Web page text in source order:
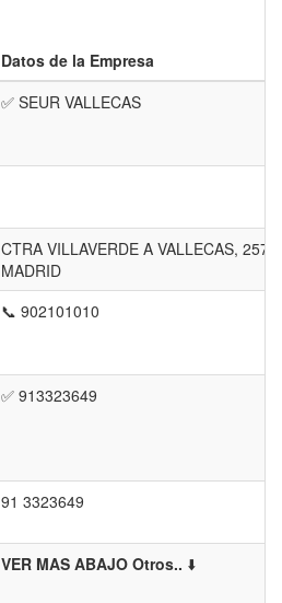
Datos de la Empresa
✅ SEUR VALLECAS
CTRA VILLAVERDE A VALLECAS, 257
MADRID
📞 902101010
✅ 913323649
91 3323649
VER MAS ABAJO Otros.. ⬇️